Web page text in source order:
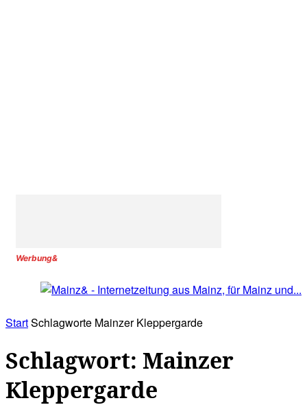
Werbung&
StartSchlagworte Mainzer Kleppergarde
Schlagwort: Mainzer
Kleppergarde